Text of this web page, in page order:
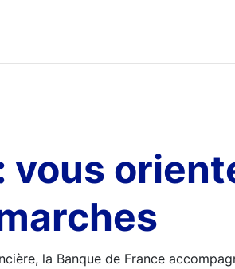
vous
la Banque de France